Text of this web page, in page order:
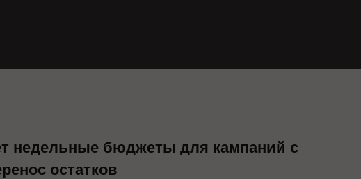
недельные бюджеты для кампаний с
остатков